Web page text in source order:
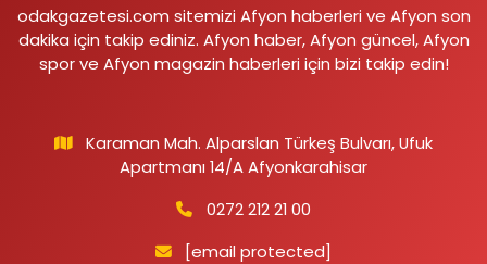
odakgazetesi.com sitemizi Afyon haberleri ve Afyon son
dakika için takip ediniz. Afyon haber, Afyon güncel, Afyon
spor ve Afyon magazin haberleri için bizi takip edin!
Karaman Mah. Alparslan Türkeş Bulvarı, Ufuk
Apartmanı 14/A Afyonkarahisar
0272 212 21 00
[email protected]